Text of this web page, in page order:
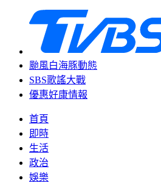
颱風白海豚動態
SBS歌謠大戰
優惠好康情報
首頁
即時
生活
政治
娛樂